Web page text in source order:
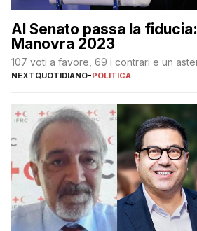
Al Senato passa la
Manovra 2023
107 voti a favore, 69 i contrari e un
NEXTQUOTIDIANO-POLITICA